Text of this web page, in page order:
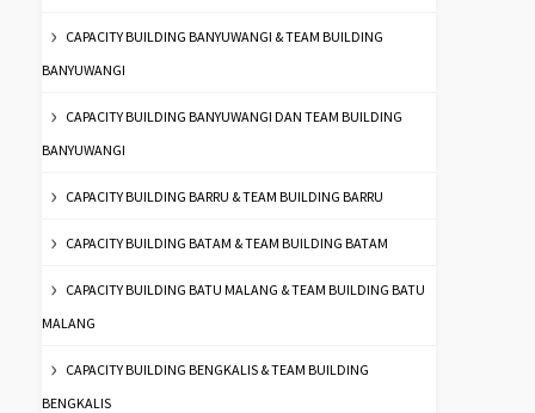
CAPACITY BUILDING BANYUWANGI & TEAM BUILDING
BANYUWANGI
CAPACITY BUILDING BANYUWANGI DAN TEAM BUILDING
BANYUWANGI
CAPACITY BUILDING BARRU & TEAM BUILDING BARRU
CAPACITY BUILDING BATAM & TEAM BUILDING BATAM
CAPACITY BUILDING BATU MALANG & TEAM BUILDING BATU
MALANG
CAPACITY BUILDING BENGKALIS & TEAM BUILDING
BENGKALIS